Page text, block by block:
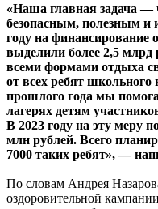
«Наша главная задача
безопасным, полезным и
году на финансирование
выделили более 2,5 млрд
всеми формами отдыха
от всех ребят школьного
прошлого года мы
лагерях детям
В 2023 году на эту меру
млн рублей. Всего
7000 таких ребят», —
По словам Андрея
оздоровительной